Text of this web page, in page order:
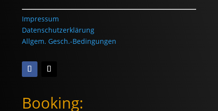
Impressum
Datenschutzerklärung
Allgem. Gesch.-Bedingungen
Booking: